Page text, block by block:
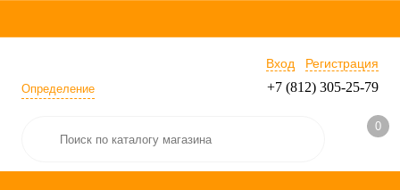
Определение
Вход Регистрация
+7 (812) 305-25-79
0